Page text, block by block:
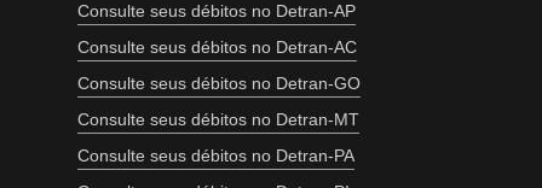
Consulte seus débitos no Detran-AP
Consulte seus débitos no Detran-AC
Consulte seus débitos no Detran-GO
Consulte seus débitos no Detran-MT
Consulte seus débitos no Detran-PA